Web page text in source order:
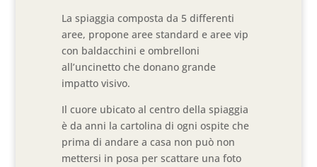
La spiaggia composta da 5 differenti
aree, propone aree standard e aree vip
con baldacchini e ombrelloni
all’uncinetto che donano grande
impatto visivo.
Il cuore ubicato al centro della spiaggia
è da anni la cartolina di ogni ospite che
prima di andare a casa non può non
mettersi in posa per scattare una foto